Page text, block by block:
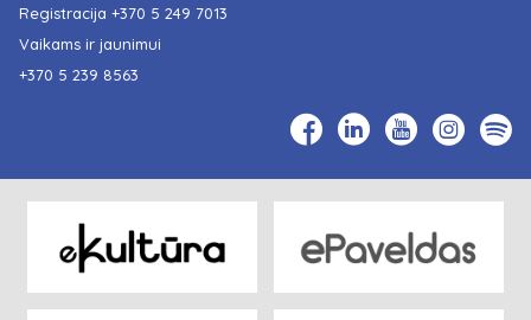
Registracija +370 5 249 7013
Vaikams ir jaunimui
+370 5 239 8563